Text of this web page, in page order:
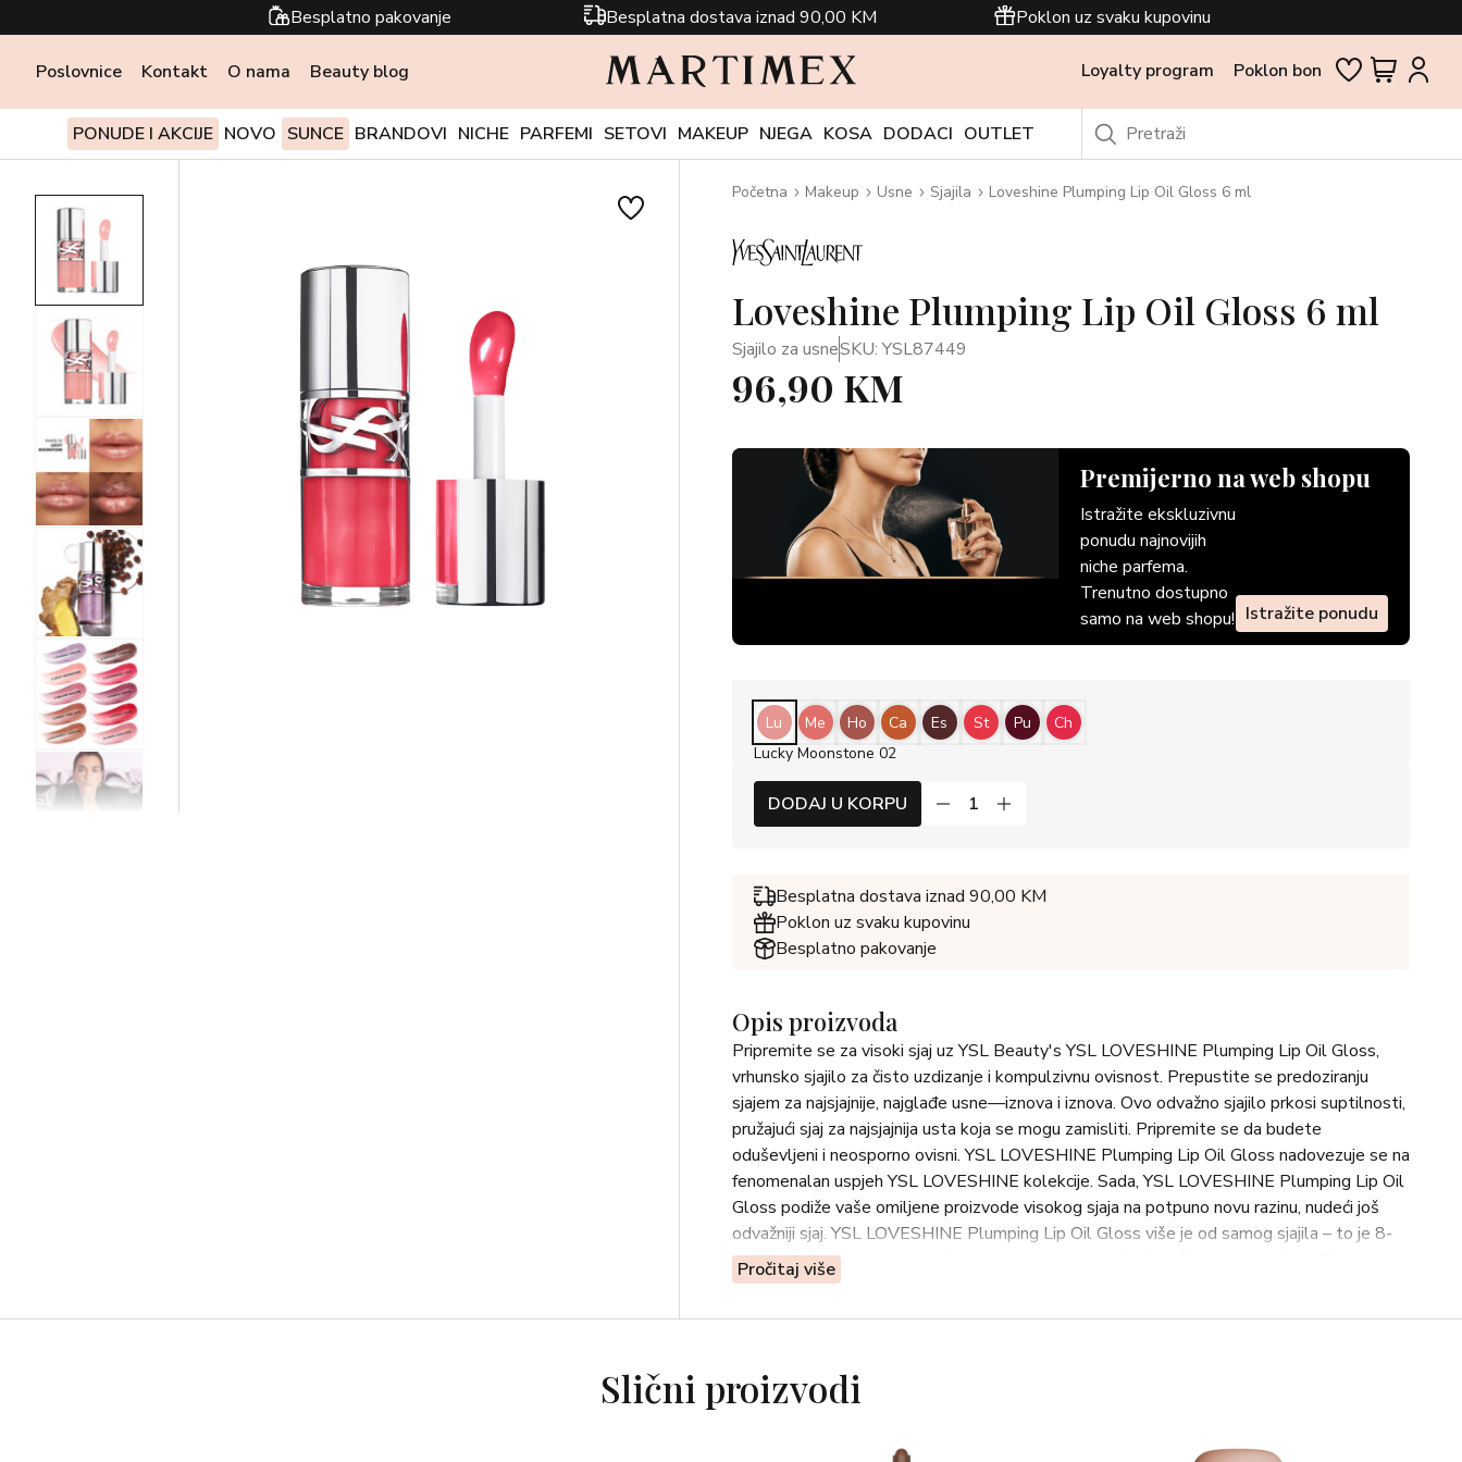
Besplatno pakovanje Besplatna dostava iznad 90,00 KM Poklon uz svaku kupovinu
Poslovnice Kontakt O nama Beauty blog Loyalty program Poklon bon
PONUDE I AKCIJE NOVO SUNCE BRANDOVI NICHE PARFEMI SETOVI MAKEUP NJEGA KOSA DODACI OUTLET
Početna Makeup Usne Sjajila Loveshine Plumping Lip Oil Gloss 6 ml
Loveshine Plumping Lip Oil Gloss 6 ml
Sjajilo za usneSKU: YSL87449
96,90 KM
Premijerno na web shopu
Istražite ekskluzivnu
ponudu najnovijih
niche parfema.
Trenutno dostupno
samo na web shopu! Istražite ponudu
Lu Me Ho Ca Es St Pu
Ch
Lucky Moonstone 02
DODAJ U KORPU
Besplatna dostava iznad 90,00 KM
Poklon uz svaku kupovinu
Besplatno pakovanje
Opis proizvoda
Pripremite se za visoki sjaj uz YSL Beauty's YSL LOVESHINE Plumping Lip Oil Gloss,
vrhunsko sjajilo za čisto uzdizanje i kompulzivnu ovisnost. Prepustite se predoziranju
sjajem za najsjajnije, najglađe usne—iznova i iznova. Ovo odvažno sjajilo prkosi suptilnosti,
pružajući sjaj za najsjajnija usta koja se mogu zamisliti. Pripremite se da budete
oduševljeni i neosporno ovisni. YSL LOVESHINE Plumping Lip Oil Gloss nadovezuje se na
fenomenalan uspjeh YSL LOVESHINE kolekcije. Sada, YSL LOVESHINE Plumping Lip Oil
Gloss podiže vaše omiljene proizvode visokog sjaja na potpuno novu razinu, nudeći još
odvažniji sjaj. YSL LOVESHINE Plumping Lip Oil Gloss više je od samog sjajila – to je 8-
satni halucinogeni zaron u svijet pretjeranog sjaja zahvaljujući inovativnoj formuli koja se
može pohvaliti jedinstvenom neljepljivom, ultra-tankom teksturom poput stakla sa
za maksimalno povećanje volumena pruža trenutni efekt za savršeno pun izgled.
smokve koja zadržava vodu iz YSL Beauty Ourika Gardens. Miris sočnog manga oduševit
Pročitaj više
Slični proizvodi